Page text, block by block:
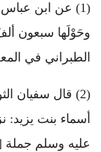
(1) عن ابن
وحَوْلَها سبعون
الطبراني في المعجم
(2) قال
أسماء بنت يزيد:
عليه وسلم جملة